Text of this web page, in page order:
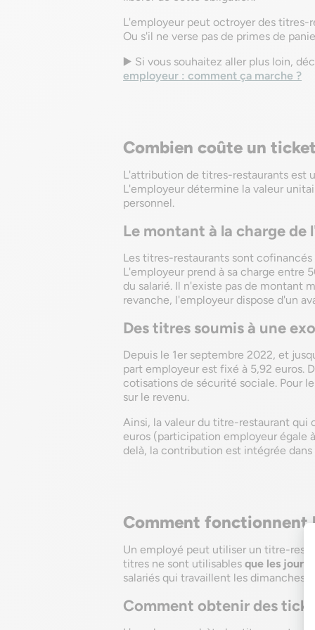
L'employeur peut octroyer des titres-
Ou s'il ne verse pas de primes de
▶️ Si vous souhaitez aller plus loin,
employeur : comment ça marche ?
Combien coûte un
L'attribution de titres-restaurants est
L'employeur détermine la valeur
personnel.
Le montant à la charge de
Les titres-restaurants sont
L'employeur prend à sa charge entre
du salarié. Il n'existe pas de montant
revanche, l'employeur dispose d'un
Des titres soumis à une
Depuis le 1er septembre 2022, et
part employeur est fixé à 5,92 euros.
cotisations de sécurité sociale. Pour
sur le revenu.
Ainsi, la valeur du titre-restaurant qui
euros (participation employeur égale
delà, la contribution est intégrée
Comment
Un employé peut utiliser un titre-
titres ne sont utilisables que les jours
salariés qui travaillent les dimanches
Comment obtenir des